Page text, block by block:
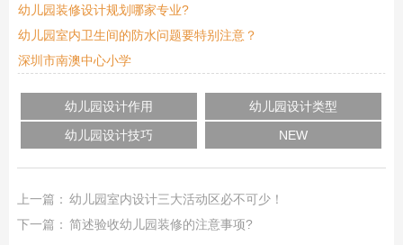
幼儿园装修设计规划哪家专业?
幼儿园室内卫生间的防水问题要特别注意？
深圳市南澳中心小学
幼儿园设计作用
幼儿园设计类型
幼儿园设计技巧
NEW
上一篇： 幼儿园室内设计三大活动区必不可少！
下一篇： 简述验收幼儿园装修的注意事项?